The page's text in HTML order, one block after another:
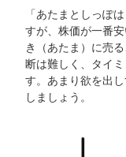
・
プ
ラ
チ
ナ
外
貨
「あたまとしっぽ
すが、株価が一番
き（あたま）に売
断は難しく、タイ
す。あまり欲を出
しましょう。